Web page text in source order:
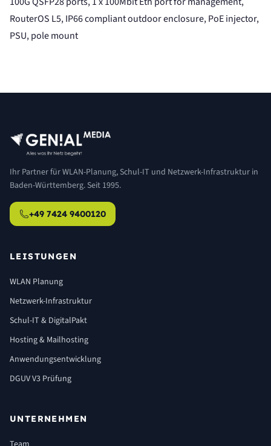
RouterOS L5, IP66 compliant outdoor enclosure, PoE injector,
PSU, pole mount
Ihr Partner für WLAN-Planung, Schul-IT und Netzwerk-Infrastruktur in
Baden-Württemberg. Seit 1995.
+49 7424 9400120
LEISTUNGEN
WLAN Planung
Netzwerk-Infrastruktur
Schul-IT & DigitalPakt
Hosting & Mailhosting
Anwendungsentwicklung
DGUV V3 Prüfung
UNTERNEHMEN